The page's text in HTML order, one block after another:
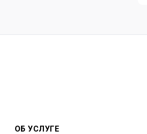
ОБ УСЛУГЕ